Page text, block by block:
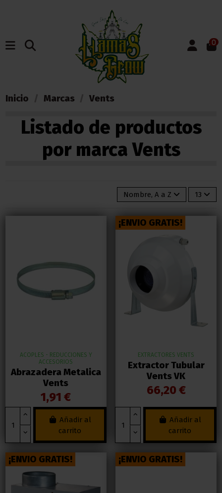
0
Inicio Marcas Vents
Listado de productos
por marca Vents
Nombre, A a Z 13
ACOPLES - REDUCCIONES Y
ACCESORIOS
Abrazadera Metalica
Vents
1,91 €
Añadir al
carrito
¡ENVIO GRATIS!
EXTRACTORES VENTS
Extractor Tubular
Vents VK
66,20 €
Añadir al
carrito
¡ENVIO GRATIS! ¡ENVIO GRATIS!